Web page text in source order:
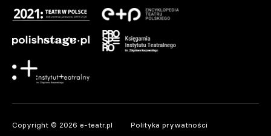
Copyright © 2026 e-teatr.pl Polityka prywatności